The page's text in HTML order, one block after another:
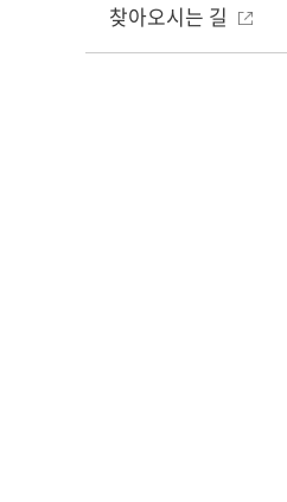
찾아오시는 길